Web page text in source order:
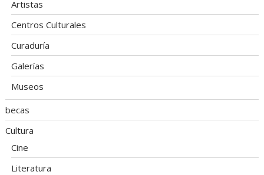
Artistas
Centros Culturales
Curaduría
Galerías
Museos
becas
Cultura
Cine
Literatura